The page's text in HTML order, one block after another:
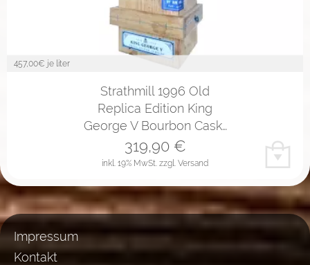
457,00€ je liter
Strathmill 1996 Old
Replica Edition King
George V Bourbon Cask…
inkl. 19% MwSt. zzgl. Versand
319,90€
Impressum
Kontakt